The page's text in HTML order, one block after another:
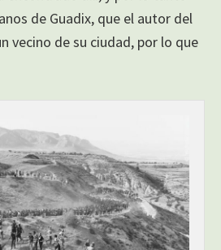
de Guadix, que el autor del
vecino de su ciudad, por lo que